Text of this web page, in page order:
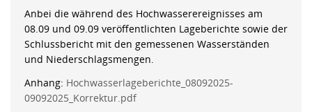
Anbei die während des Hochwasserereignisses am
08.09 und 09.09 veröffentlichten Lageberichte sowie der
Schlussbericht mit den gemessenen Wasserständen
und Niederschlagsmengen.
Anhang: Hochwasserlageberichte_08092025-
09092025_Korrektur.pdf